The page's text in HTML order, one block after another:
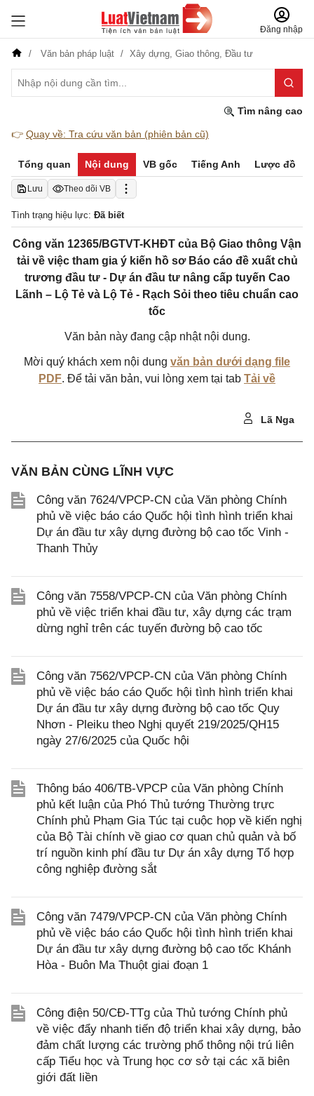
Đăng nhập
Văn bản pháp luật Xây dựng, Giao thông, Đầu tư
Tìm nâng cao
👉 Quay về: Tra cứu văn bản (phiên bản cũ)
Tổng quan Nội dung VB gốc Tiếng Anh Lược đồ
Lưu Theo dõi VB
Tình trạng hiệu lực: Đã biết
Công văn 12365/BGTVT-KHĐT của Bộ Giao thông Vận
tải về việc tham gia ý kiến hồ sơ Báo cáo đề xuất chủ
trương đầu tư - Dự án đầu tư nâng cấp tuyến Cao
Lãnh – Lộ Tẻ và Lộ Tẻ - Rạch Sỏi theo tiêu chuẩn cao
tốc
Văn bản này đang cập nhật nội dung.
Mời quý khách xem nội dung văn bản dưới dạng file
PDF. Để tải văn bản, vui lòng xem tại tab Tải về
Lã Nga
VĂN BẢN CÙNG LĨNH VỰC
Công văn 7624/VPCP-CN của Văn phòng Chính
phủ về việc báo cáo Quốc hội tình hình triển khai
Dự án đầu tư xây dựng đường bộ cao tốc Vinh -
Thanh Thủy
Công văn 7558/VPCP-CN của Văn phòng Chính
phủ về việc triển khai đầu tư, xây dựng các trạm
dừng nghỉ trên các tuyến đường bộ cao tốc
Công văn 7562/VPCP-CN của Văn phòng Chính
phủ về việc báo cáo Quốc hội tình hình triển khai
Dự án đầu tư xây dựng đường bộ cao tốc Quy
Nhơn - Pleiku theo Nghị quyết 219/2025/QH15
ngày 27/6/2025 của Quốc hội
Thông báo 406/TB-VPCP của Văn phòng Chính
phủ kết luận của Phó Thủ tướng Thường trực
Chính phủ Phạm Gia Túc tại cuộc họp về kiến nghị
của Bộ Tài chính về giao cơ quan chủ quản và bố
trí nguồn kinh phí đầu tư Dự án xây dựng Tổ hợp
công nghiệp đường sắt
Công văn 7479/VPCP-CN của Văn phòng Chính
phủ về việc báo cáo Quốc hội tình hình triển khai
Dự án đầu tư xây dựng đường bộ cao tốc Khánh
Hòa - Buôn Ma Thuột giai đoạn 1
Công điện 50/CĐ-TTg của Thủ tướng Chính phủ
về việc đẩy nhanh tiến độ triển khai xây dựng, bảo
đảm chất lượng các trường phổ thông nội trú liên
cấp Tiểu học và Trung học cơ sở tại các xã biên
giới đất liền